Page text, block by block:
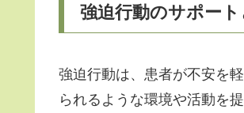
強迫行動のサポー
強迫行動は、患者が不安を
られるような環境や活動を